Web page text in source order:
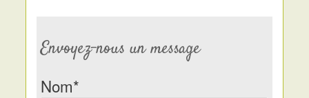
Envoyez-nous un message
Nom*